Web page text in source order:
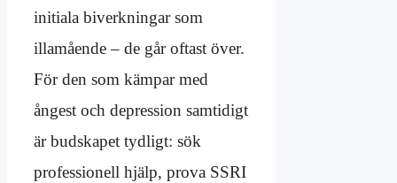
initiala biverkningar som
illamående – de går oftast över.
För den som kämpar med
ångest och depression samtidigt
är budskapet tydligt: sök
professionell hjälp, prova SSRI